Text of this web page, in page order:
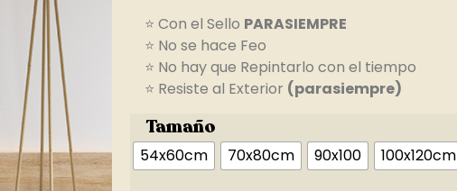
⭐ Con el Sello PARASIEMPRE
⭐ No se hace Feo
⭐ No hay que Repintarlo con el tiempo
⭐ Resiste al Exterior (parasiempre)
Tamaño
54x60cm 70x80cm 90x100 100x120cm